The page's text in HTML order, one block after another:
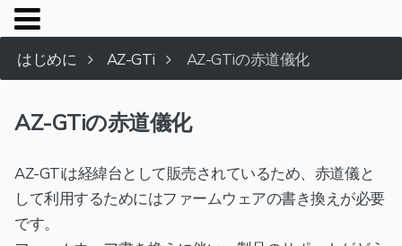
はじめに AZ-GTi AZ-GTiの赤道儀化
AZ-GTiの赤道儀化
AZ-GTiは経緯台として販売されているため、赤道儀と
して利用するためにはファームウェアの書き換えが必要
です。